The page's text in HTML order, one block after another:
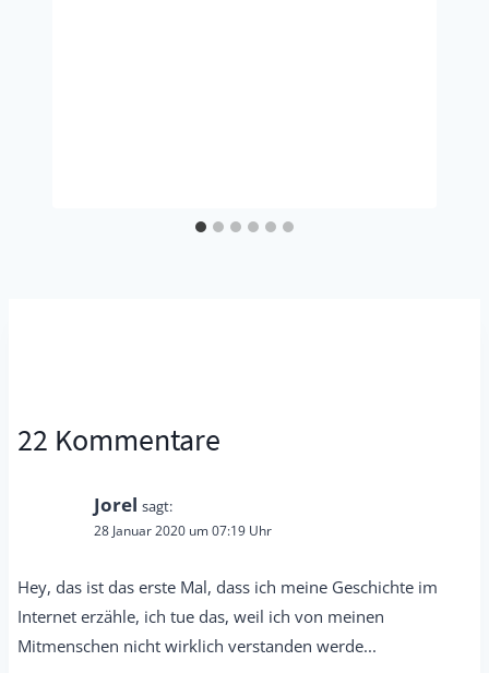
22 Kommentare
Jorel sagt:
28 Januar 2020 um 07:19 Uhr
Hey, das ist das erste Mal, dass ich meine Geschichte im
Internet erzähle, ich tue das, weil ich von meinen
Mitmenschen nicht wirklich verstanden werde...